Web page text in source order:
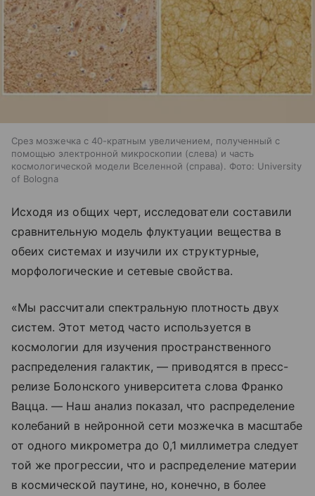
Срез мозжечка с 40-кратным увеличением, полученный с
помощью электронной микроскопии (слева) и часть
космологической модели Вселенной (справа). Фото: University
of Bologna
Исходя из общих черт, исследователи составили
сравнительную модель флуктуации вещества в
обеих системах и изучили их структурные,
морфологические и сетевые свойства.
«Мы рассчитали спектральную плотность двух
систем. Этот метод часто используется в
космологии для изучения пространственного
распределения галактик, — приводятся в пресс-
релизе Болонского университета слова Франко
Вацца. — Наш анализ показал, что распределение
колебаний в нейронной сети мозжечка в масштабе
от одного микрометра до 0,1 миллиметра следует
той же прогрессии, что и распределение материи
в космической паутине, но, конечно, в более